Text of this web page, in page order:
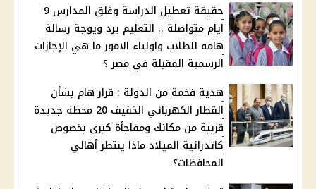
حقيقة تعطيل الدراسة وغلق المدارس 9
ايام متواصلة .. التعليم يرد ويوجة رسالة
هامه للطلاب واولياء الامور ما هي الإجازات
الرسمية المقبلة في مصر ؟
هدية فخمة من الدولة : قرار هام بشأن
القطار الكهربائي الخفيف 20 محطة جديدة
قريبة من مكانك ومفاجأة كبري بخصوص
كاتدرائية الميلاد ماذا ينتظر أهالي
المحافظات؟